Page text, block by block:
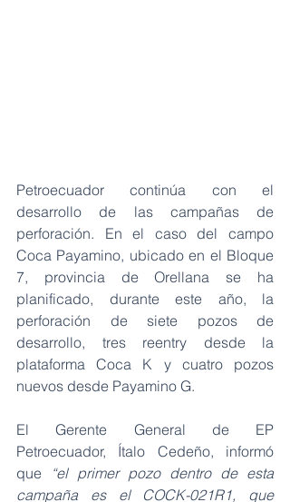
Petroecuador continúa con el
desarrollo de las campañas de
perforación. En el caso del campo
Coca Payamino, ubicado en el Bloque
7, provincia de Orellana se ha
planificado, durante este año, la
perforación de siete pozos de
desarrollo, tres reentry desde la
plataforma Coca K y cuatro pozos
nuevos desde Payamino G.
El Gerente General de EP
Petroecuador, Ítalo Cedeño, informó
que
“el primer pozo dentro de esta
campaña es el COCK-021R1, que